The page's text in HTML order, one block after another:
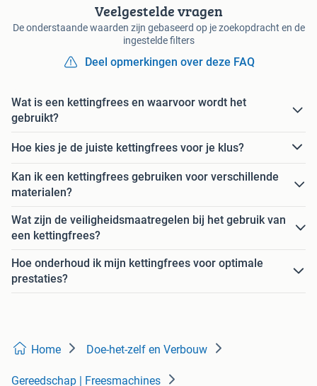
Veelgestelde vragen
De onderstaande waarden zijn gebaseerd op je zoekopdracht en de
ingestelde filters
Deel opmerkingen over deze FAQ
Wat is een kettingfrees en waarvoor wordt het
gebruikt?
Hoe kies je de juiste kettingfrees voor je klus?
Kan ik een kettingfrees gebruiken voor verschillende
materialen?
Wat zijn de veiligheidsmaatregelen bij het gebruik van
een kettingfrees?
Hoe onderhoud ik mijn kettingfrees voor optimale
prestaties?
Home Doe-het-zelf en Verbouw
Gereedschap | Freesmachines